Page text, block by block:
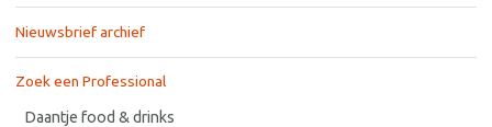
Nieuwsbrief archief
Zoek een Professional
Daantje food & drinks